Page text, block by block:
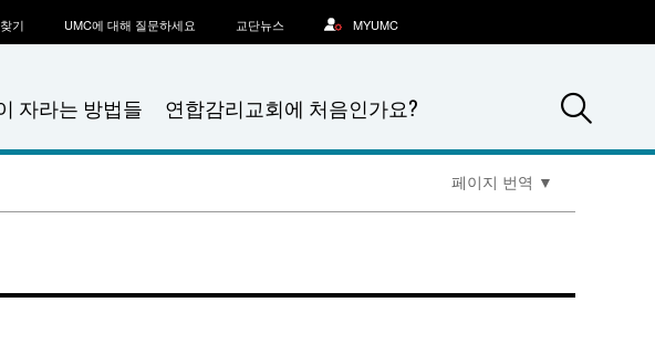
자라는 방법들 연합감리교회에 처음인가요?
기 UMC에 대해 질문하세요 교단뉴스 MYUMC
페이지 번역 ▼